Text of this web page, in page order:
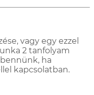
vagy egy ezzel
2 tanfolyam
ha
kapcsolatban.